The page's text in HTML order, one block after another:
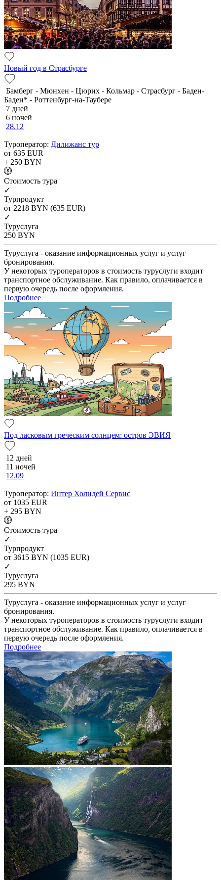
Новый год в Страсбурге
Бамберг - Мюнхен - Цюрих - Кольмар - Страсбург - Баден-
Баден* - Роттенбург-на-Таубере
7 дней
6 ночей
28.12
Туроператор: Дилижанс тур
от 635 EUR
+ 250 BYN
Cтоимость тура
✓
Турпродукт
от 2218 BYN (635 EUR)
✓
Туруслуга
250 BYN
Туруслуга - оказание информационных услуг и услуг
бронирования.
У некоторых туроператоров в стоимость туруслуги входит
транспортное обслуживание. Как правило, оплачивается в
первую очередь после оформления.
Подробнее
Под ласковым греческим солнцем: остров ЭВИЯ
12 дней
11 ночей
12.09
Туроператор: Интер Холидей Сервис
от 1035 EUR
+ 295 BYN
Cтоимость тура
✓
Турпродукт
от 3615 BYN (1035 EUR)
✓
Туруслуга
295 BYN
Туруслуга - оказание информационных услуг и услуг
бронирования.
У некоторых туроператоров в стоимость туруслуги входит
транспортное обслуживание. Как правило, оплачивается в
первую очередь после оформления.
Подробнее